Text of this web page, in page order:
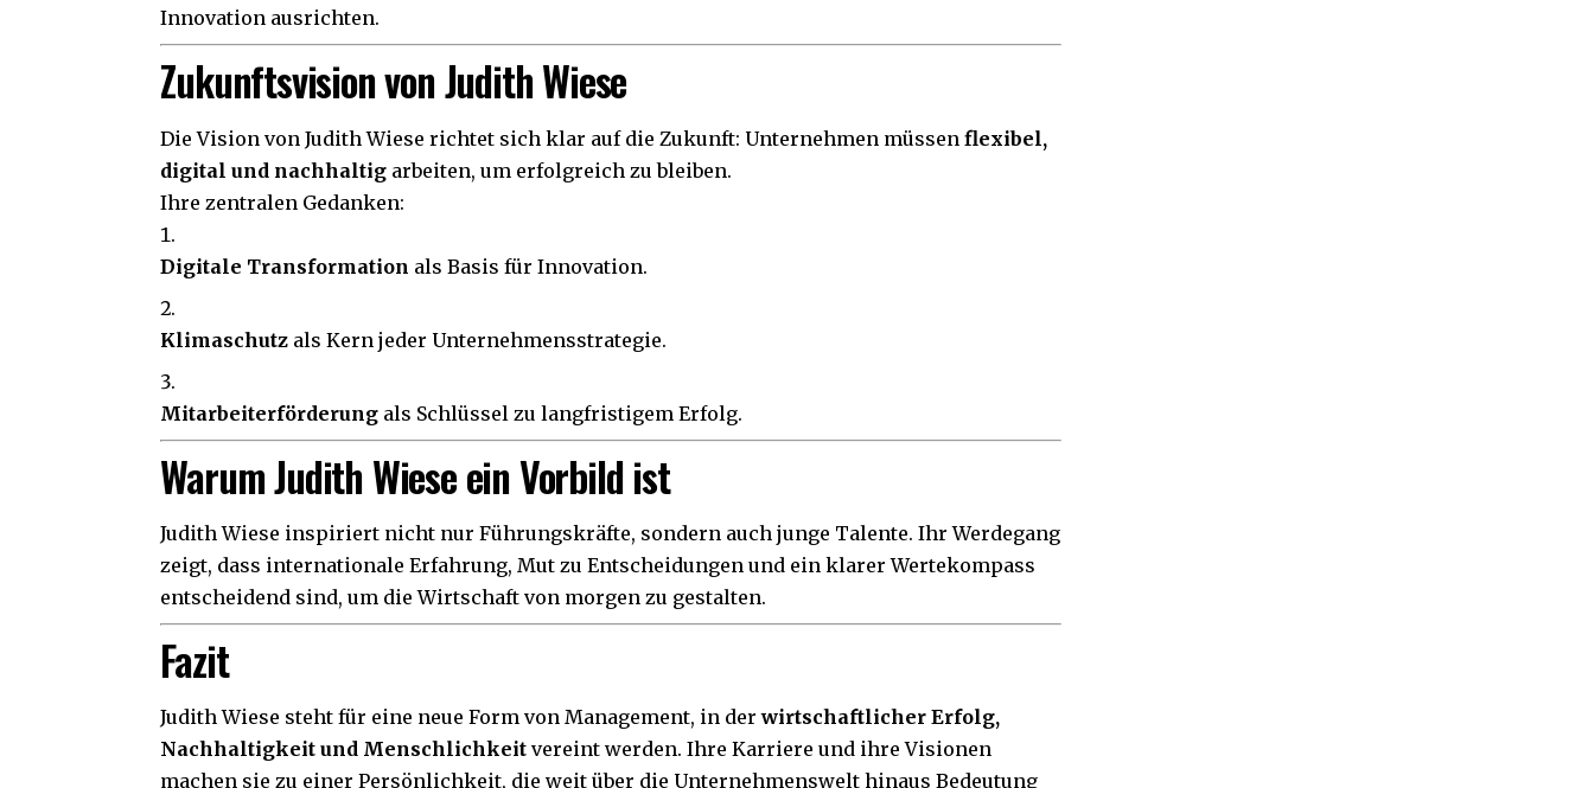
Innovation ausrichten.
Zukunftsvision von Judith Wiese
Die Vision von Judith Wiese richtet sich klar auf die Zukunft: Unternehmen müssenflexibel,
digital und nachhaltig arbeiten, um erfolgreich zu bleiben.
Ihre zentralen Gedanken:
Digitale Transformation als Basis für Innovation.
Klimaschutz als Kern jeder Unternehmensstrategie.
Mitarbeiterförderung als Schlüssel zu langfristigem Erfolg.
Warum Judith Wiese ein Vorbild ist
Judith Wiese inspiriert nicht nur Führungskräfte, sondern auch junge Talente. Ihr Werdegang
zeigt, dass internationale Erfahrung, Mut zu Entscheidungen und ein klarer Wertekompass
entscheidend sind, um die Wirtschaft von morgen zu gestalten.
Fazit
Judith Wiese steht für eine neue Form von Management, in derwirtschaftlicher Erfolg,
Nachhaltigkeit und Menschlichkeit vereint werden. Ihre Karriere und ihre Visionen
machen sie zu einer Persönlichkeit, die weit über die Unternehmenswelt hinaus Bedeutung